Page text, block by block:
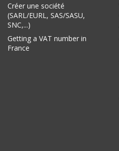
Créer une société
(SARL/EURL, SAS/SASU,
SNC,...)
Getting a VAT number in
France